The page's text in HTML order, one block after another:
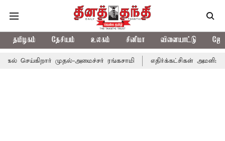
தமிழகம் தேசியம் உலகம் சினிமா விளையாட்டு
முதல்-அமைச்சர் ரங்கசாமி எதிர்க்கட்சிகள் அமளி: